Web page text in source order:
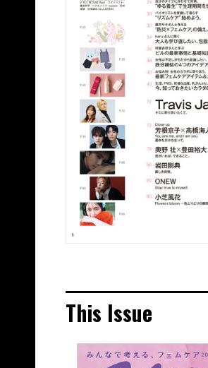
This Issue